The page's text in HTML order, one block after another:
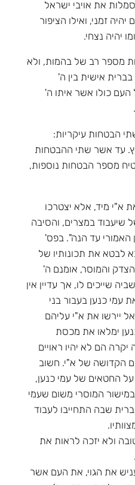
את אויבי ישראל
זמני, ואילו הציפור
יהיה נצחי.
רב של בהמות, ולא
אישית בין ה'
כולו אשר איתו ה'
הבטחות עיקריות:
עד אשר שתי ההבטחות
מספר הבטחות נוספות,
א"י מיד, אלא יצטרכו
שיעבוד במצרים, והסיבה
האמורי עד הנה". בפס'
לבטא את תכונותיו של
והמוסר, אומנם ה'
שייכים לו, אך עדיין אין
עמי כנען בעבור בני
יירשו את א"י עליהם
ימלאו את מכסת
הם לא יהיו ראויים
הקדושה של א"י. חשוב
על החטאים של עמי כנען,
המוסרי משום שעמי
שבה התחייבו לעבוד
ולא יזכה לראות את
את הגוי, את העם אשר